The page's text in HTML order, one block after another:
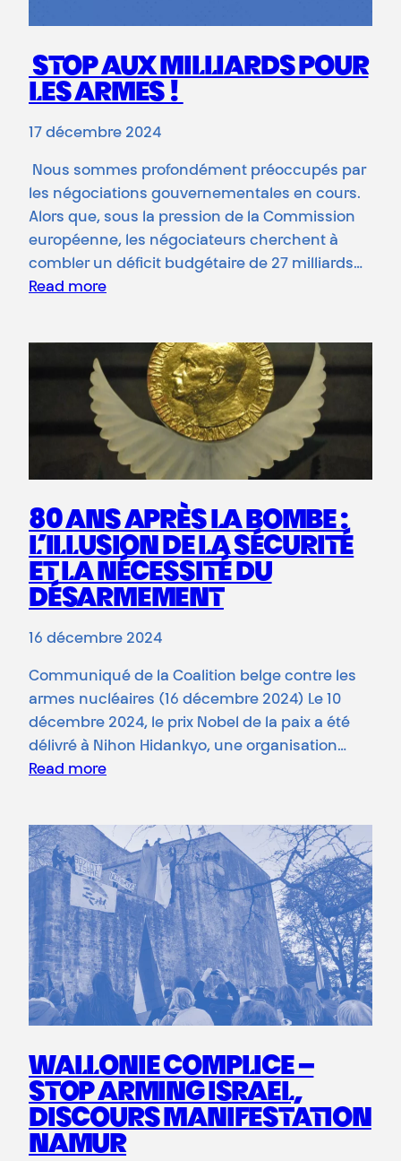
STOP AUX MILLIARDS POUR
LES ARMES !
17 décembre 2024
Nous sommes profondément préoccupés par
les négociations gouvernementales en cours.
Alors que, sous la pression de la Commission
européenne, les négociateurs cherchent à
combler un déficit budgétaire de 27 milliards…
Read more
80 ANS APRÈS LA BOMBE :
L’ILLUSION DE LA SÉCURITÉ
ET LA NÉCESSITÉ DU
DÉSARMEMENT
16 décembre 2024
Communiqué de la Coalition belge contre les
armes nucléaires (16 décembre 2024) Le 10
décembre 2024, le prix Nobel de la paix a été
délivré à Nihon Hidankyo, une organisation…
Read more
WALLONIE COMPLICE –
STOP ARMING ISRAEL,
DISCOURS MANIFESTATION
NAMUR